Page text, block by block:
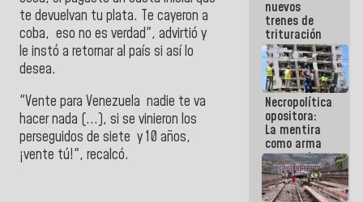
te devuelvan tu plata. Te cayeron a
coba, eso no es verdad", advirtió y
le instó a retornar al país si así lo
desea.
"Vente para Venezuela nadie te va
hacer nada (...), si se vinieron los
perseguidos de siete y 10 años,
¡vente tú!", recalcó.
embarrarla
nuevos
trenes de
trituración
para
optimizar
manejo de
escombros
en La Guaira
Necropolítica
opositora:
La mentira
como arma
contra el
Pueblo